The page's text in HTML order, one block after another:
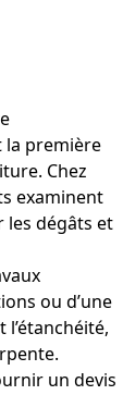
la première
Chez
examinent
dégâts et
ou d’une
un devis